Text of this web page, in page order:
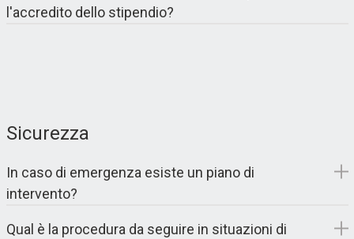
l'accredito dello stipendio?
Sicurezza
In caso di emergenza esiste un piano di
intervento?
Qual è la procedura da seguire in situazioni di